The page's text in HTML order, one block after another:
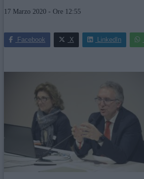
17 Marzo 2020 - Ore 12:55
Facebook X LinkedIn